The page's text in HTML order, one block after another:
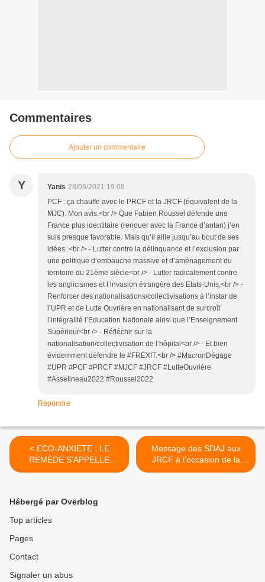
Commentaires
Ajouter un commentaire
Y Yanis 28/09/2021 19:08
PCF : ça chauffe avec le PRCF et la JRCF (équivalent de la
MJC). Mon avis:<br /> Que Fabien Roussel défende une
France plus identitaire (renouer avec la France d’antan) j’en
suis presque favorable. Mais qu’il aille jusqu’au bout de ses
idées: <br /> - Lutter contre la délinquance et l’exclusion par
une politique d’embauche massive et d’aménagement du
territoire du 21ème siècle<br /> - Lutter radicalement contre
les anglicismes et l’invasion étrangère des Etats-Unis,<br /> -
Renforcer des nationalisations/collectivisations à l’instar de
l’UPR et de Lutte Ouvrière en nationalisant de surcroît
l’intégralité l’Education Nationale ainsi que l’Enseignement
Supérieur<br /> - Réfléchir sur la
nationalisation/collectivisation de l’hôpital<br /> - Et bien
évidemment défendre le #FREXIT.<br /> #MacronDégage
#UPR #PCF #PRCF #MJCF #JRCF #LutteOuvrière
#Asselineau2022 #Roussel2022
Répondre
< ECO-ANXIETE : LE
REMÈDE S’APPELLE
SOCIALISME
Message des SDAJ aux
JRCF à l’occasion de la
manifestation du 26
Hébergé par Overblog
Top articles
Pages
Contact
Signaler un abus